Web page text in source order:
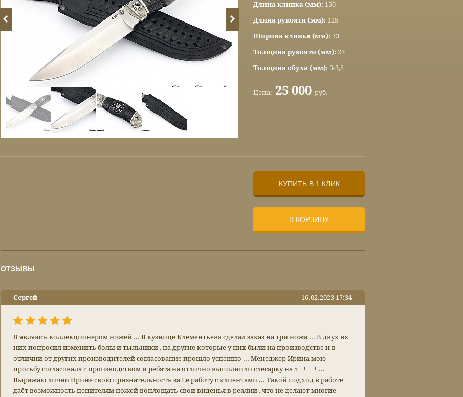
Длина клинка (мм): 150
Длина рукояти (мм): 125
Ширина клинка (мм): 33
Толщина рукояти (мм): 23
Толщина обуха (мм): 3-3,5
Цена: 25 000 руб.
КУПИТЬ В 1 КЛИК
В КОРЗИНУ
ОТЗЫВЫ
Сергей 16.02.2023 17:34
Я являюсь коллекционером ножей ... В кузнице Клементьева сделал заказ на три ножа ... В двух из
них попросил изменить болы и тыльники , на другие которые у них были на производстве и в
отличии от других производителей согласование прошло успешно ... Менеджер Ирина мою
просьбу согласовала с производством и ребята на отлично выполнили слесарку на 5 +++++ ...
Выражаю лично Ирине свою признательность за Её работу с клиентами ... Такой подход в работе
даёт возможность ценителям ножей воплощать свои виденья в реалии , что не делают многие